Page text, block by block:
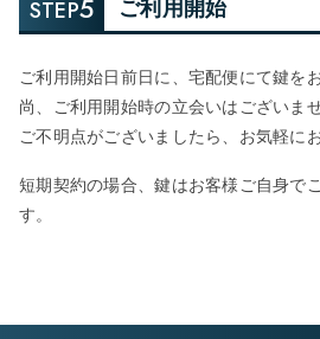
STEP5 ご利用開始
ご利用開始日前日に、宅配便にて鍵を
尚、ご利用開始時の立会いはございませ
ご不明点がございましたら、お気軽に
短期契約の場合、鍵はお客様ご自身で
す。